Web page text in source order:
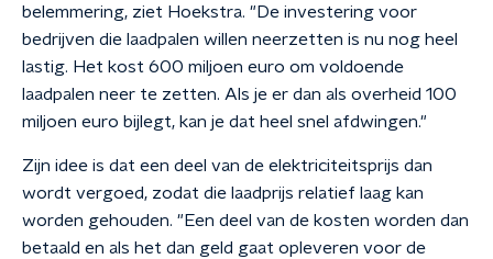
belemmering, ziet Hoekstra. "De investering voor
bedrijven die laadpalen willen neerzetten is nu nog heel
lastig. Het kost 600 miljoen euro om voldoende
laadpalen neer te zetten. Als je er dan als overheid 100
miljoen euro bijlegt, kan je dat heel snel afdwingen."
Zijn idee is dat een deel van de elektriciteitsprijs dan
wordt vergoed, zodat die laadprijs relatief laag kan
worden gehouden. "Een deel van de kosten worden dan
betaald en als het dan geld gaat opleveren voor de